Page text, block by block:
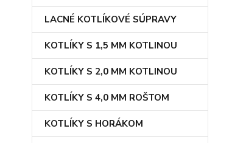
LACNÉ KOTLÍKOVÉ SÚPRAVY
KOTLÍKY S 1,5 MM KOTLINOU
KOTLÍKY S 2,0 MM KOTLINOU
KOTLÍKY S 4,0 MM ROŠTOM
KOTLÍKY S HORÁKOM